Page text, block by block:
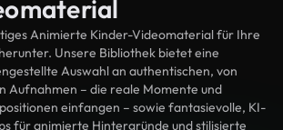
Animierte Kinder-Videomaterial für Ihre
Unsere Bibliothek bietet eine
Auswahl an authentischen, von
Aufnahmen – die reale Momente und
einfangen – sowie fantasievolle, KI-
für animierte Hintergründe und stilisierte